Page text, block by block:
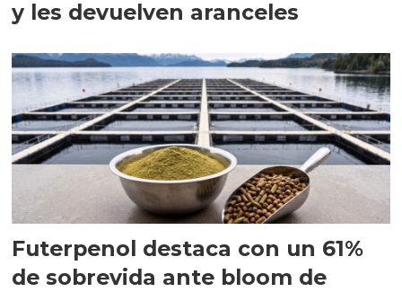
y les devuelven aranceles
Futerpenol destaca con un 61%
de sobrevida ante bloom de